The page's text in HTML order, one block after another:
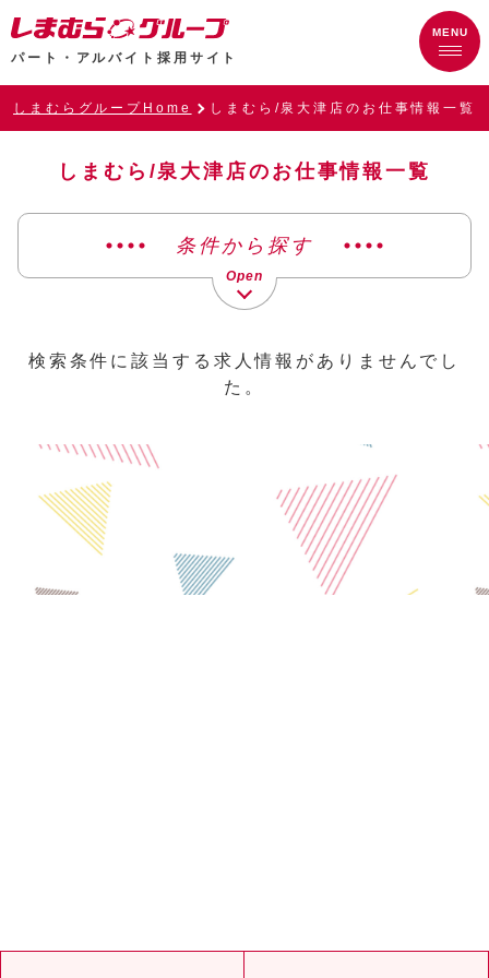
パート・アルバイト採用サイト
しまむらグループHome しまむら/泉大津店のお仕事情報一覧
しまむら/泉大津店のお仕事情報一覧
条件から探す
検索条件に該当する求人情報がありませんでし
た。